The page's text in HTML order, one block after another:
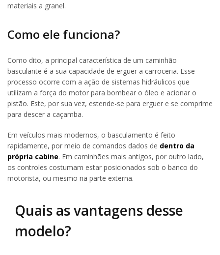
materiais a granel.
Como ele funciona?
Como dito, a principal característica de um caminhão
basculante é a sua capacidade de erguer a carroceria. Esse
processo ocorre com a ação de sistemas hidráulicos que
utilizam a força do motor para bombear o óleo e acionar o
pistão. Este, por sua vez, estende-se para erguer e se comprime
para descer a caçamba.
Em veículos mais modernos, o basculamento é feito
rapidamente, por meio de comandos dados de dentro da
própria cabine. Em caminhões mais antigos, por outro lado,
os controles costumam estar posicionados sob o banco do
motorista, ou mesmo na parte externa.
Quais as vantagens desse
modelo?